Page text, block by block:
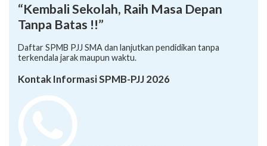
“Kembali Sekolah, Raih Masa Depan
Tanpa Batas !!”
Daftar SPMB PJJ SMA dan lanjutkan pendidikan tanpa
terkendala jarak maupun waktu.
Kontak Informasi SPMB-PJJ 2026